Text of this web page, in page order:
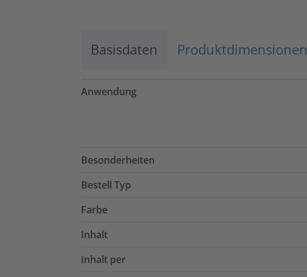
Basisdaten Produktdimensionen
Anwendung
Besonderheiten
Bestell Typ
Farbe
Inhalt
Inhalt per